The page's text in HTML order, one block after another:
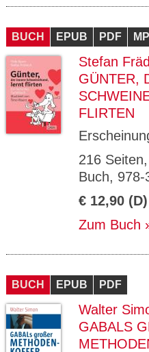
BUCH EPUB PDF
Stefan
GÜNTER,
FLIRTEN
216
Buch, 978-
€ 12,90 (D)
Zum Buch
BUCH EPUB PDF
Walter
GABALS